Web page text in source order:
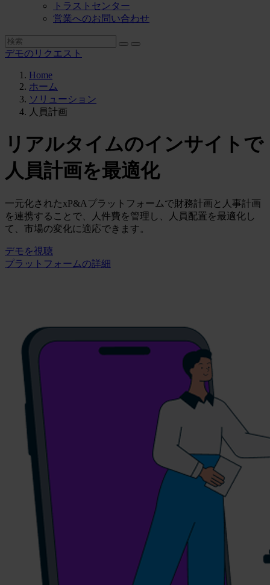
トラストセンター
営業へのお問い合わせ
デモのリクエスト
Home
ホーム
ソリューション
人員計画
リアルタイムのインサイトで
人員計画を最適化
一元化されたxP&Aプラットフォームで財務計画と人事計画
を連携することで、人件費を管理し、人員配置を最適化し
て、市場の変化に適応できます。
デモを視聴
プラットフォームの詳細